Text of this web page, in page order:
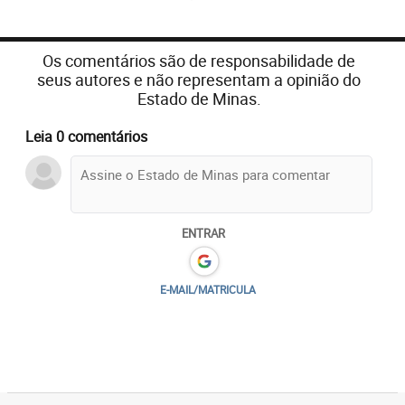
nutricionista funcional e oncológica da Aliança
Instituto de Oncologia.
Os comentários são de responsabilidade de
seus autores e não representam a opinião do
Estado de Minas.
Leia 0 comentários
ENTRAR
E-MAIL/MATRICULA